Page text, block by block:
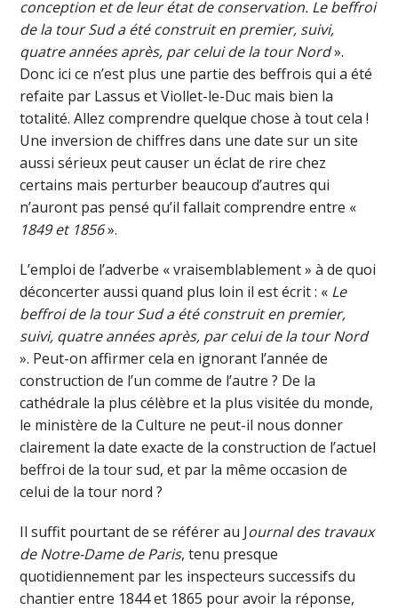
conception et de leur état de conservation. Le beffroi
de la tour Sud a été construit en premier, suivi,
quatre années après, par celui de la tour Nord».
Donc ici ce n’est plus une partie des beffrois qui a été
refaite par Lassus et Viollet-le-Duc mais bien la
totalité. Allez comprendre quelque chose à tout cela !
Une inversion de chiffres dans une date sur un site
aussi sérieux peut causer un éclat de rire chez
certains mais perturber beaucoup d’autres qui
n’auront pas pensé qu’il fallait comprendre entre «
1849 et 1856».
L’emploi de l’adverbe « vraisemblablement » à de quoi
déconcerter aussi quand plus loin il est écrit : « Le
beffroi de la tour Sud a été construit en premier,
suivi, quatre années après, par celui de la tour Nord
». Peut-on affirmer cela en ignorant l’année de
construction de l’un comme de l’autre ? De la
cathédrale la plus célèbre et la plus visitée du monde,
le ministère de la Culture ne peut-il nous donner
clairement la date exacte de la construction de l’actuel
beffroi de la tour sud, et par la même occasion de
celui de la tour nord ?
Il suffit pourtant de se référer au Journal des travaux
de Notre-Dame de Paris, tenu presque
quotidiennement par les inspecteurs successifs du
chantier entre 1844 et 1865 pour avoir la réponse,